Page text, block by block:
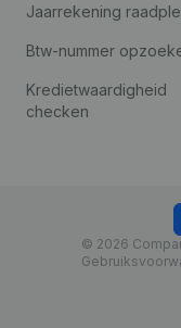
Jaarrekening
Btw-nummer
Kredietwaardigheid
checken
© 2026